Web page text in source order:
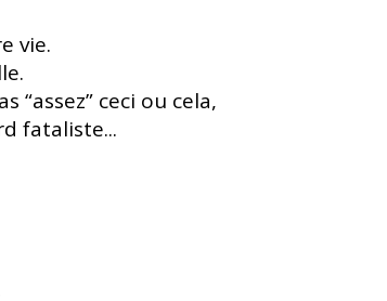
vie.
“assez” ceci ou cela,
fataliste...